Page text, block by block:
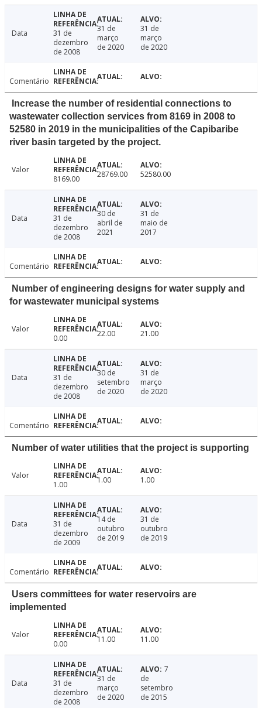
Data
31 de
dezembro
de 2008
31 de
março
de 2020
31 de
março
de 2020
Comentário
Increase the number of residential connections to
wastewater collection services from 8169 in 2008 to
52580 in 2019 in the municipalities of the Capibaribe
river basin targeted by the project.
Valor
8169.00
28769.00 52580.00
Data
31 de
dezembro
de 2008
30 de
abril de
2021
31 de
maio de
2017
Comentário
Number of engineering designs for water supply and
for wastewater municipal systems
Valor
0.00
22.00 21.00
Data
31 de
dezembro
de 2008
30 de
setembro
de 2020
31 de
março
de 2020
Comentário
Number of water utilities that the project is supporting
Valor
1.00
1.00 1.00
Data
31 de
dezembro
de 2009
14 de
outubro
de 2019
31 de
outubro
de 2019
Comentário
Users committees for water reservoirs are
implemented
Valor
0.00
11.00 11.00
Data
31 de
dezembro
de 2008
31 de
março
de 2020
7
de
setembro
de 2015